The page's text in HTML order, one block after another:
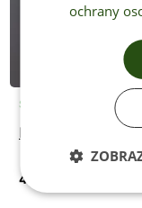
Skladem
Naušnice Storm
490 Kč
ochrany